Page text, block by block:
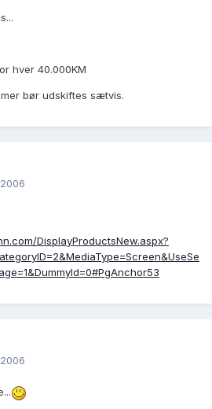
hver 40.000KM
bør udskiftes sætvis.
DisplayProductsNew.aspx?